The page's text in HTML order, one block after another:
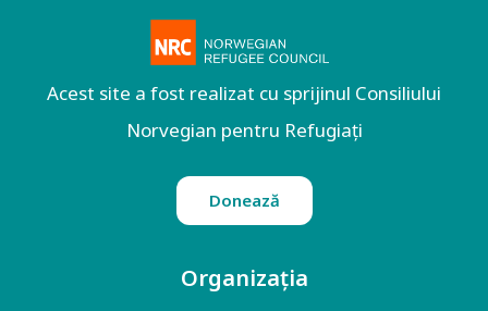
Acest site a fost realizat cu sprijinul Consiliului
Norvegian pentru Refugiați
Donează
Organizația